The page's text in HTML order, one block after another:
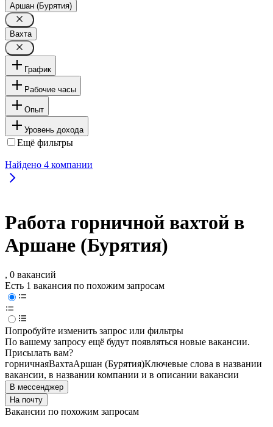
Аршан (Бурятия)
Вахта
График
Рабочие часы
Опыт
Уровень дохода
Ещё фильтры
Найдено 4 компании
Работа горничной вахтой в
Аршане (Бурятия)
, 0 вакансий
Есть 1 вакансия по похожим запросам
Попробуйте изменить запрос или фильтры
По вашему запросу ещё будут появляться новые вакансии.
Присылать вам?
горничнаяВахтаАршан (Бурятия)Ключевые слова в названии
вакансии, в названии компании и в описании вакансии
В мессенджер
На почту
Вакансии по похожим запросам